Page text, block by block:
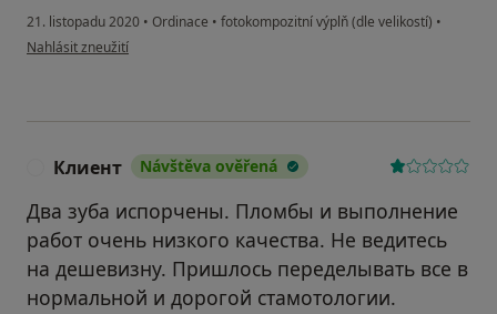
21. listopadu 2020 • Ordinace • fotokompozitní výplň (dle velikostí) •
podle názoru uživatele Seky
Nahlásit zneužití
Клиент Návštěva ověřená
Два зуба испорчены. Пломбы и выполнение
работ очень низкого качества. Не ведитесь
на дешевизну. Пришлось переделывать все в
нормальной и дорогой стамотологии.